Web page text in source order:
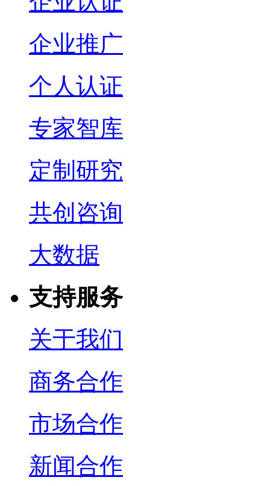
企业推广
个人认证
专家智库
定制研究
共创咨询
大数据
支持服务
关于我们
商务合作
市场合作
新闻合作